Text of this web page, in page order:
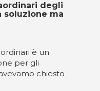
degli
soluzione ma
è un
per gli
chiesto